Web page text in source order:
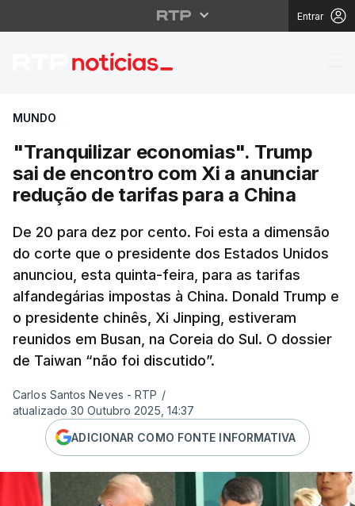
Entrar
"Tranquilizar
MUNDO
"Tranquilizar economias". Trump
sai de encontro com Xi a anunciar
redução de tarifas para a China
De 20 para dez por cento. Foi esta a dimensão
do corte que o presidente dos Estados Unidos
anunciou, esta quinta-feira, para as tarifas
alfandegárias impostas à China. Donald Trump e
o presidente chinês, Xi Jinping, estiveram
reunidos em Busan, na Coreia do Sul. O dossier
de Taiwan “não foi discutido”.
Carlos Santos Neves - RTP /
atualizado 30 Outubro 2025, 14:37
ADICIONAR COMO FONTE INFORMATIVA